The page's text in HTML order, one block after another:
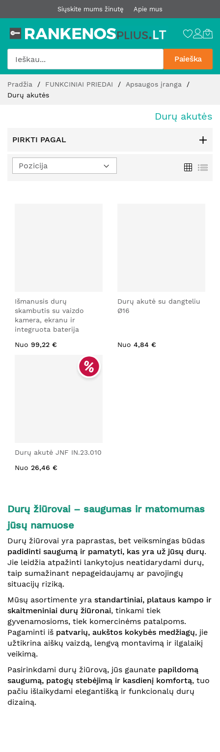
Siųskite mums žinutę Apie mus
Paieška
Pereiti
prie
turinio
Pradžia FUNKCINIAI PRIEDAI
Apsaugos įranga
Durų akutės
Durų akutės
PIRKTI PAGAL
Tinklelis
Išmanusis durų
skambutis su vaizdo
kamera, ekranu ir
integruota baterija
Nuo 99,22 €
Durų akutė su dangteliu
Ø16
Nuo 4,84 €
Durų akutė JNF IN.23.010
Nuo 26,46 €
Durų žiūrovai – saugumas ir matomumas
jūsų namuose
Durų žiūrovai yra paprastas, bet veiksmingas būdas
padidinti saugumą ir pamatyti, kas yra už jūsų durų.
Jie leidžia atpažinti lankytojus neatidarydami durų,
taip sumažinant nepageidaujamų ar pavojingų
situacijų riziką.
Mūsų asortimente yra standartiniai, plataus kampo ir
skaitmeniniai durų žiūronai, tinkami tiek
gyvenamosioms, tiek komercinėms patalpoms.
Pagaminti iš patvarių, aukštos kokybės medžiagų, jie
užtikrina aiškų vaizdą, lengvą montavimą ir ilgalaikį
veikimą.
Pasirinkdami durų žiūrovą, jūs gaunate papildomą
saugumą, patogų stebėjimą ir kasdienį komfortą, tuo
pačiu išlaikydami elegantišką ir funkcionalų durų
dizainą.